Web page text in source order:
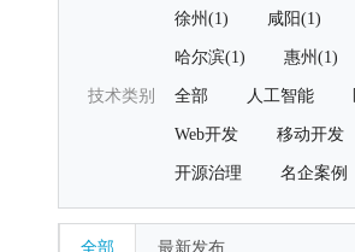
徐州(1) 咸阳(1)
哈尔滨(1) 惠州(1)
技术类别 全部 人工智能
Web开发 移动开发
开源治理 名企案例
全部 最新发布